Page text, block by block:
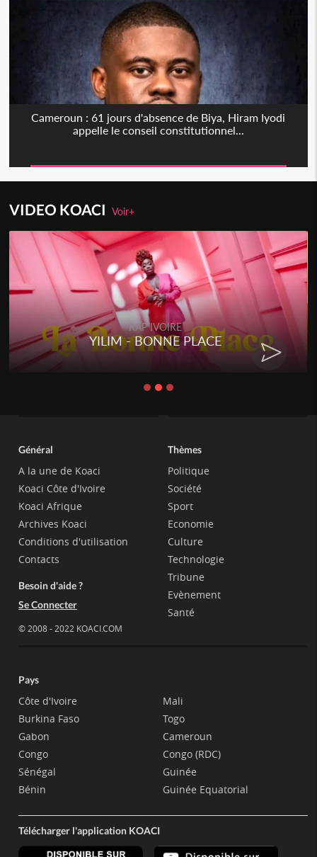
Cameroun : 61 jours d'absence de Biya, Hiram Iyodi
appelle le conseil constitutionnel...
VIDEO KOACIVoir+
RAP IVOIRE
YILIM - BONNE PLACE
Général
A la une de Koaci
Koaci Côte d'Ivoire
Koaci Afrique
Archives Koaci
Conditions d'utilisation
Contacts
Besoin d'aide ?
Se Connecter
© 2008 - 2022 KOACI.COM
Thèmes
Politique
Société
Sport
Economie
Culture
Technologie
Tribune
Evènement
Santé
Pays
Côte d'Ivoire
Burkina Faso
Gabon
Congo
Sénégal
Bénin
Mali
Togo
Cameroun
Congo (RDC)
Guinée
Guinée Equatorial
Télécharger l'application KOACI